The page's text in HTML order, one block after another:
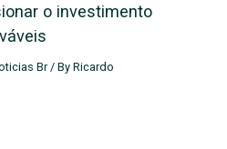
o investimento
Br/ ByRicardo